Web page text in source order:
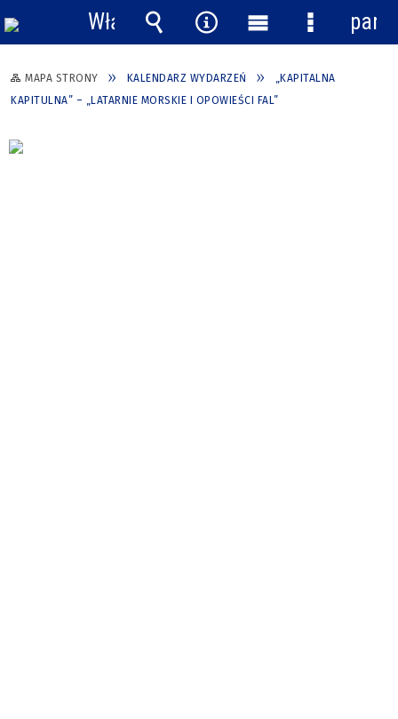
MAPA STRONY KALENDARZ WYDARZEŃ
„KAPITALNA
KAPITULNA” – „LATARNIE MORSKIE I OPOWIEŚCI FAL”
Włącz
powiadomienia
Wyszukiwarka
Narzędzia
Menu
główne
Menu
panel